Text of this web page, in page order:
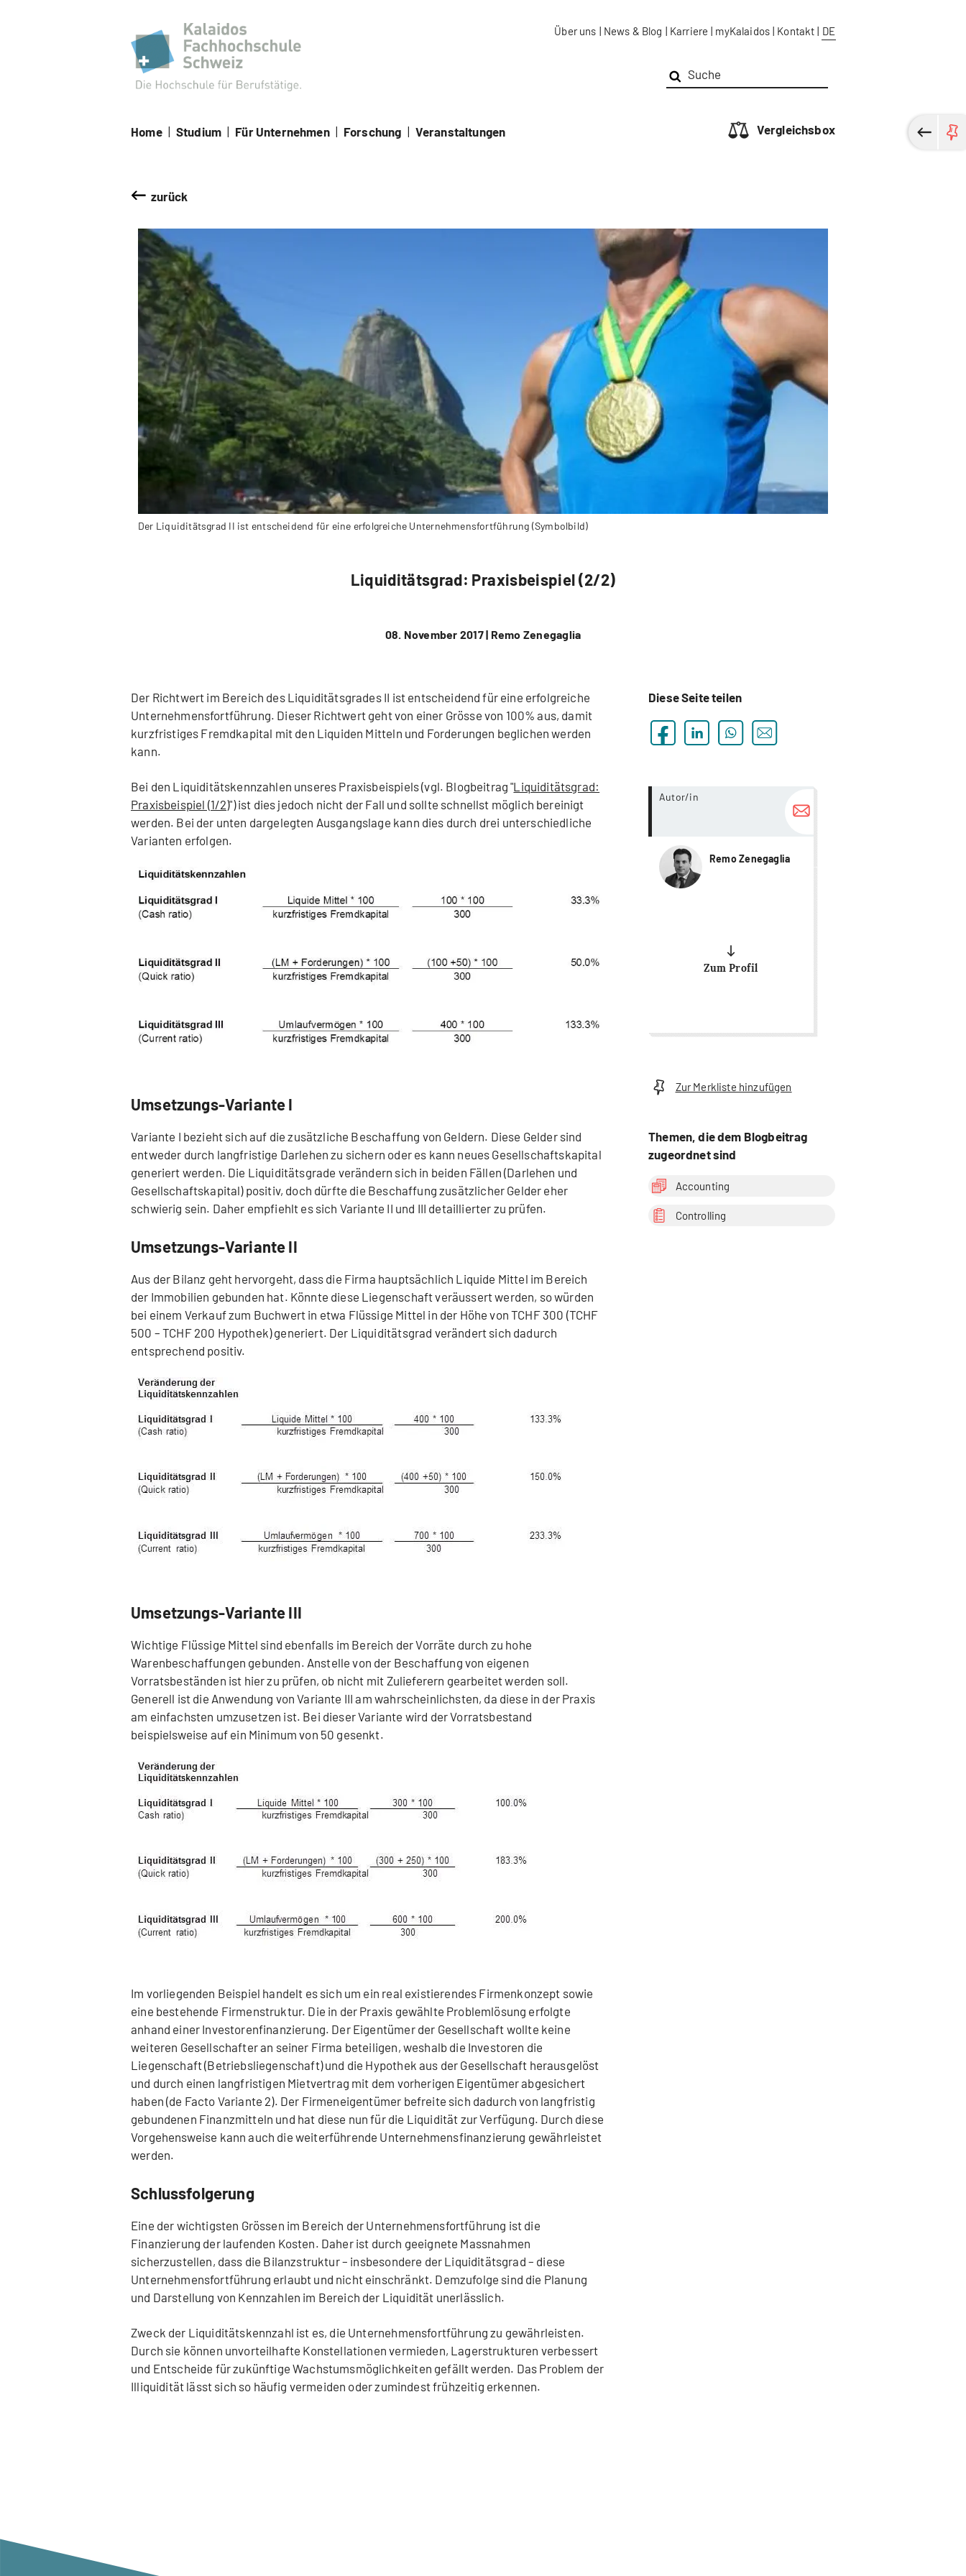
Über uns | News & Blog | Karriere | myKalaidos | Kontakt | DE
Home | Studium | Für Unternehmen | Forschung | Veranstaltungen Vergleichsbox
zurück
Der Liquiditätsgrad II ist entscheidend für eine erfolgreiche Unternehmensfortführung (Symbolbild)
Liquiditätsgrad: Praxisbeispiel (2/2)
08. November 2017 | Remo Zenegaglia
Der Richtwert im Bereich des Liquiditätsgrades II ist entscheidend für eine erfolgreiche
Unternehmensfortführung. Dieser Richtwert geht von einer Grösse von 100% aus, damit
kurzfristiges Fremdkapital mit den Liquiden Mitteln und Forderungen beglichen werden
kann.
Bei den Liquiditätskennzahlen unseres Praxisbeispiels (vgl. Blogbeitrag "Liquiditätsgrad:
Praxisbeispiel (1/2)") ist dies jedoch nicht der Fall und sollte schnellst möglich bereinigt
werden. Bei der unten dargelegten Ausgangslage kann dies durch drei unterschiedliche
Varianten erfolgen.
Umsetzungs-Variante I
Variante I bezieht sich auf die zusätzliche Beschaffung von Geldern. Diese Gelder sind
entweder durch langfristige Darlehen zu sichern oder es kann neues Gesellschaftskapital
generiert werden. Die Liquiditätsgrade verändern sich in beiden Fällen (Darlehen und
Gesellschaftskapital) positiv, doch dürfte die Beschaffung zusätzlicher Gelder eher
schwierig sein. Daher empfiehlt es sich Variante II und III detaillierter zu prüfen.
Umsetzungs-Variante II
Aus der Bilanz geht hervorgeht, dass die Firma hauptsächlich Liquide Mittel im Bereich
der Immobilien gebunden hat. Könnte diese Liegenschaft veräussert werden, so würden
bei einem Verkauf zum Buchwert in etwa Flüssige Mittel in der Höhe von TCHF 300 (TCHF
500 – TCHF 200 Hypothek) generiert. Der Liquiditätsgrad verändert sich dadurch
entsprechend positiv.
Umsetzungs-Variante III
Wichtige Flüssige Mittel sind ebenfalls im Bereich der Vorräte durch zu hohe
Warenbeschaffungen gebunden. Anstelle von der Beschaffung von eigenen
Vorratsbeständen ist hier zu prüfen, ob nicht mit Zulieferern gearbeitet werden soll.
Generell ist die Anwendung von Variante III am wahrscheinlichsten, da diese in der Praxis
am einfachsten umzusetzen ist. Bei dieser Variante wird der Vorratsbestand
beispielsweise auf ein Minimum von 50 gesenkt.
Im vorliegenden Beispiel handelt es sich um ein real existierendes Firmenkonzept sowie
eine bestehende Firmenstruktur. Die in der Praxis gewählte Problemlösung erfolgte
anhand einer Investorenfinanzierung. Der Eigentümer der Gesellschaft wollte keine
weiteren Gesellschafter an seiner Firma beteiligen, weshalb die Investoren die
Liegenschaft (Betriebsliegenschaft) und die Hypothek aus der Gesellschaft herausgelöst
und durch einen langfristigen Mietvertrag mit dem vorherigen Eigentümer abgesichert
haben (de Facto Variante 2). Der Firmeneigentümer befreite sich dadurch von langfristig
gebundenen Finanzmitteln und hat diese nun für die Liquidität zur Verfügung. Durch diese
Vorgehensweise kann auch die weiterführende Unternehmensfinanzierung gewährleistet
werden.
Schlussfolgerung
Eine der wichtigsten Grössen im Bereich der Unternehmensfortführung ist die
Finanzierung der laufenden Kosten. Daher ist durch geeignete Massnahmen
sicherzustellen, dass die Bilanzstruktur – insbesondere der Liquiditätsgrad – diese
Unternehmensfortführung erlaubt und nicht einschränkt. Demzufolge sind die Planung
und Darstellung von Kennzahlen im Bereich der Liquidität unerlässlich.
Zweck der Liquiditätskennzahl ist es, die Unternehmensfortführung zu gewährleisten.
Durch sie können unvorteilhafte Konstellationen vermieden, Lagerstrukturen verbessert
und Entscheide für zukünftige Wachstumsmöglichkeiten gefällt werden. Das Problem der
Illiquidität lässt sich so häufig vermeiden oder zumindest frühzeitig erkennen.
Diese Seite teilen
Autor/in
Remo Zenegaglia
Zum Profil
more...
Zur Merkliste hinzufügen
Themen, die dem Blogbeitrag
zugeordnet sind
Accounting
Controlling